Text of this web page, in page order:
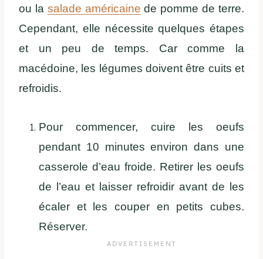
ou la salade américaine de pomme de terre.
Cependant, elle nécessite quelques étapes
et un peu de temps. Car comme la
macédoine, les légumes doivent être cuits et
refroidis.
Pour commencer, cuire les oeufs
pendant 10 minutes environ dans une
casserole d’eau froide. Retirer les oeufs
de l’eau et laisser refroidir avant de les
écaler et les couper en petits cubes.
Réserver.